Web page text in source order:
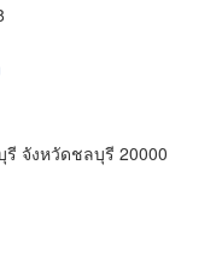
รี จังหวัดชลบุรี 20000